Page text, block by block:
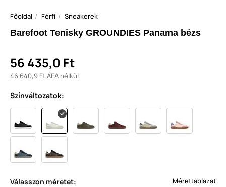
Főoldal Férfi Sneakerek
Barefoot Tenisky GROUNDIES Panama bézs
56 435,0 Ft
46 640,9 Ft ÁFA nélkül
Színváltozatok:
Mérettáblázat
Válasszon méretet: